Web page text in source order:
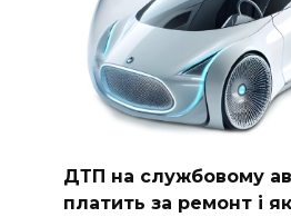
ДТП на службовому
платить за ремонт і